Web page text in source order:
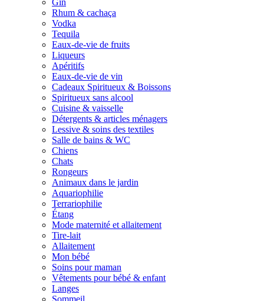
Gin
Rhum & cachaça
Vodka
Tequila
Eaux-de-vie de fruits
Liqueurs
Apéritifs
Eaux-de-vie de vin
Cadeaux Spiritueux & Boissons
Spiritueux sans alcool
Cuisine & vaisselle
Détergents & articles ménagers
Lessive & soins des textiles
Salle de bains & WC
Chiens
Chats
Rongeurs
Animaux dans le jardin
Aquariophilie
Terrariophilie
Étang
Mode maternité et allaitement
Tire-lait
Allaitement
Mon bébé
Soins pour maman
Vêtements pour bébé & enfant
Langes
Sommeil